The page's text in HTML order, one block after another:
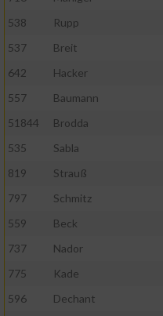
538
Rupp
537
Breit
642
Hacker
557
Baumann
51844
Brodda
535
Sabla
819
Strauß
797
Schmitz
559
Beck
737
Nador
775
Kade
596
Dechant